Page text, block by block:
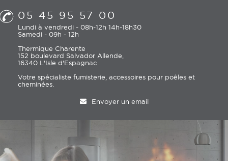
05 45 95 57 00
Lundi à vendredi - 08h-12h 14h-18h30
Samedi - 09h - 12h
Thermique Charente
152 boulevard Salvador Allende,
16340 L'Isle d'Espagnac
Votre spécialiste fumisterie, accessoires pour poêles et
cheminées.
Envoyer un email